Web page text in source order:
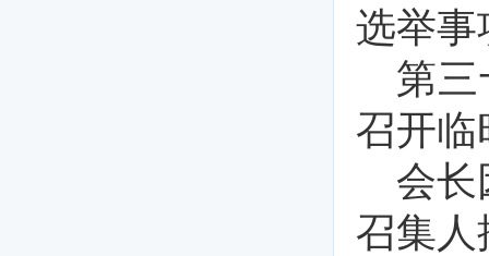
选举事
第
召开临
会长
召集人